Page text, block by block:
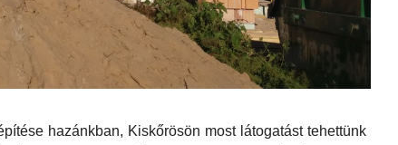
hazánkban, Kiskőrösön most látogatást tehettünk